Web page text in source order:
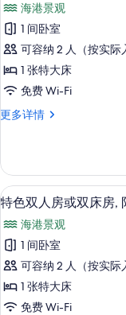
小
型
双
人
或
床
房
的
所
有
照
片
海港景观
1 间卧室
可容纳 2 人（按实际
1 张特大床
免费 Wi-Fi
更多详情
小
房
或
双
房
更
多
信
息
显
特
色
双
人
2
特色双人房或双床房,
海港景观
1 间卧室
可容纳 2 人（按实际
1 张特大床
免费 Wi-Fi